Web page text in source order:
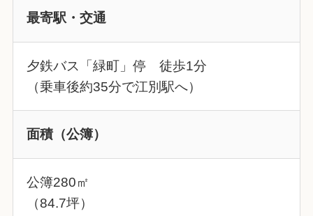
最寄駅・交通
夕鉄バス「緑町」停 徒歩1分
（乗車後約35分で江別駅へ）
面積（公簿）
公簿280㎡
（84.7坪）